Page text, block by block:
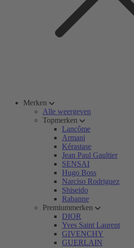
Merken
Alle weergeven
Topmerken
Lancôme
Armani
Kérastase
Jean Paul Gaultier
SENSAI
Hugo Boss
Narciso Rodriguez
Shiseido
Rabanne
Premiummerken
DIOR
Yves Saint Laurent
GIVENCHY
GUERLAIN